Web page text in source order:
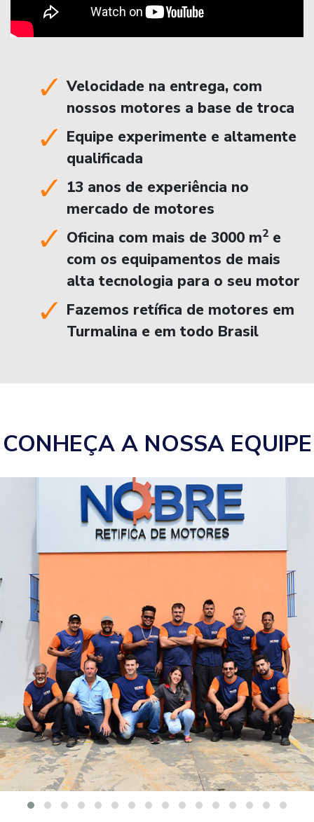
Velocidade na entrega, com
nossos motores a base de troca
Equipe experimente e altamente
qualificada
13 anos de experiência no
mercado de motores
Oficina com mais de 3000 m2 e
com os equipamentos de mais
alta tecnologia para o seu motor
Fazemos retífica de motores em
Turmalina e em todo Brasil
CONHEÇA A NOSSA EQUIPE